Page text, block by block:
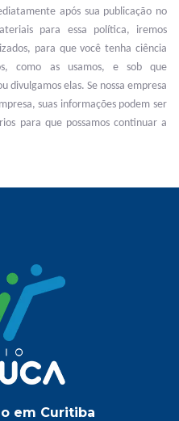
após sua publicação no
para essa política, iremos
para que você tenha ciência
como as usamos, e sob que
divulgamos elas. Se nossa empresa
suas informações podem ser
para que possamos continuar a
em Curitiba